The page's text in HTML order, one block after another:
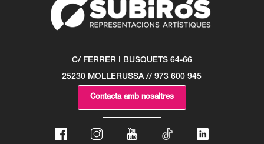
C/ FERRER I BUSQUETS 64-66
25230 MOLLERUSSA // 973 600 945
Contacta amb nosaltres